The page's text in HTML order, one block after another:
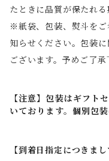
たときに品質が保たれる
※紙袋、包装、熨斗をご
知らせください。包装
ございます。予めご了承
【注意】包装はギフト
いております。個別包
【到着日指定につきまし